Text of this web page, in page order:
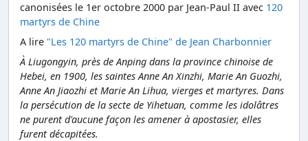
canonisées le 1er octobre 2000 par Jean-Paul II avec 120
martyrs de Chine
A lire "Les 120 martyrs de Chine" de Jean Charbonnier
À Liugongyin, près de Anping dans la province chinoise de
Hebei, en 1900, les saintes Anne An Xinzhi, Marie An Guozhi,
Anne An Jiaozhi et Marie An Lihua, vierges et martyres. Dans
la persécution de la secte de Yihetuan, comme les idolâtres
ne purent d'aucune façon les amener à apostasier, elles
furent décapitées.